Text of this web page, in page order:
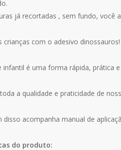
já recortadas , sem fundo, você
crianças com o adesivo
infantil é uma forma rápida, prática
a qualidade e praticidade de
disso acompanha manual de
do produto: